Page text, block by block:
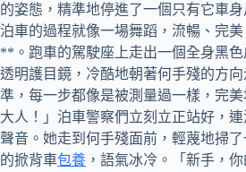
的姿態，精準地停進了一個只有它車
泊車的過程就像一場舞蹈，流暢、完
**。跑車的駕駛座上走出一個全身黑
透明護目鏡，冷酷地朝著何手殘的方
準，每一步都像是被測量過一樣，完
大人！」泊車警察們立刻立正站好，
聲音。她走到何手殘面前，輕蔑地掃
的掀背車包養 ，語氣冰冷。「新手，